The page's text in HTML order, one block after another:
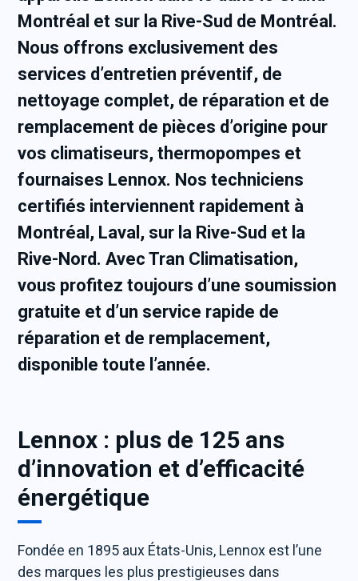
Montréal et sur la Rive-Sud de Montréal.
Nous offrons exclusivement des
services d’entretien préventif, de
nettoyage complet, de réparation et de
remplacement de pièces d’origine pour
vos climatiseurs, thermopompes et
fournaises Lennox. Nos techniciens
certifiés interviennent rapidement à
Montréal, Laval, sur la Rive-Sud et la
Rive-Nord. Avec Tran Climatisation,
vous profitez toujours d’une soumission
gratuite et d’un service rapide de
réparation et de remplacement,
disponible toute l’année.
Lennox : plus de 125 ans
d’innovation et d’efficacité
énergétique
Fondée en 1895 aux États-Unis, Lennox est l’une
des marques les plus prestigieuses dans